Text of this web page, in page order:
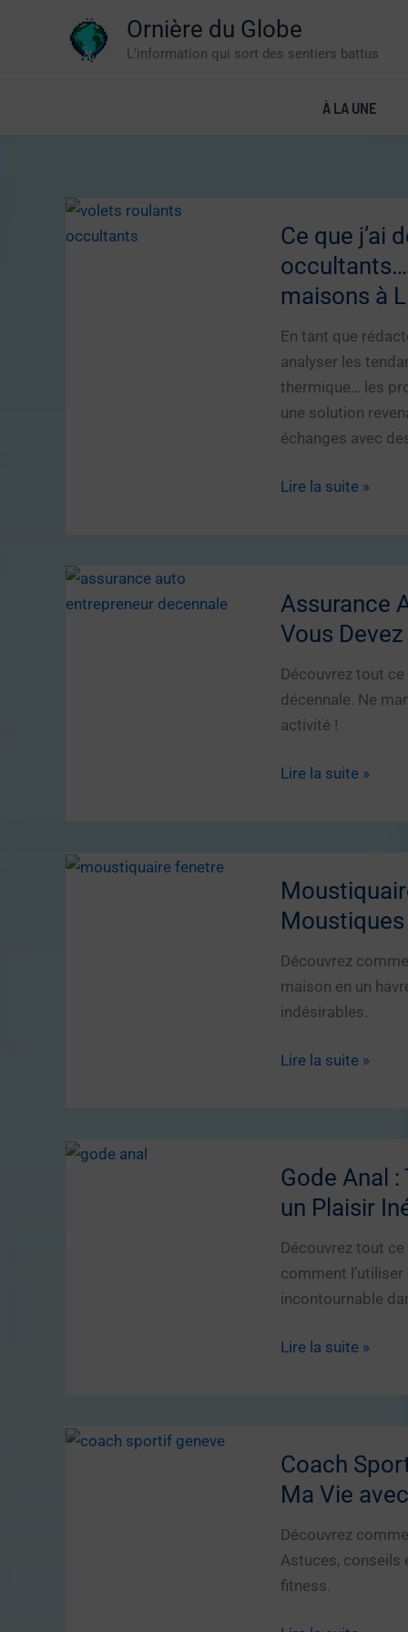
Ornière du Globe
L'information qui sort des sentiers battus
À LA UNE
Ce que j’ai
maisons à
En tant que
analyser les
thermique… les
une solution
échanges avec
Ce
les
volets
roulants
occultants…
de
maisons
à
en
sont
équipées
Lire la suite »
Assurance
Vous
Découvrez tout
décennale. Ne
activité !
Assurance
Ce
Que
Vous
Devez
Absolument
!
Lire la suite »
Moustiques
Découvrez
maison en un
indésirables.
Moustiquaire
pour
un
Été
Moustiques
Lire la suite »
Gode Anal
un Plaisir
Découvrez tout
comment
incontournable
Gode
que
Vous
Devez
Savoir
pour
Plaisir
Lire la suite »
Coach
Ma Vie
Découvrez
Astuces,
fitness.